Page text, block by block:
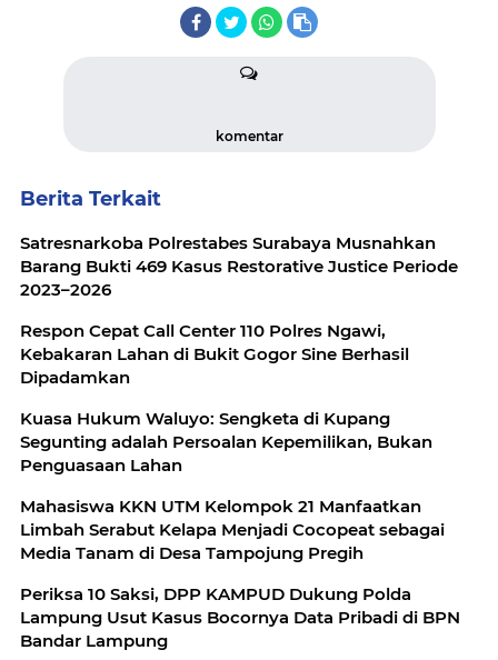
komentar
Berita Terkait
Satresnarkoba Polrestabes Surabaya Musnahkan
Barang Bukti 469 Kasus Restorative Justice Periode
2023–2026
Respon Cepat Call Center 110 Polres Ngawi,
Kebakaran Lahan di Bukit Gogor Sine Berhasil
Dipadamkan
Kuasa Hukum Waluyo: Sengketa di Kupang
Segunting adalah Persoalan Kepemilikan, Bukan
Penguasaan Lahan
Mahasiswa KKN UTM Kelompok 21 Manfaatkan
Limbah Serabut Kelapa Menjadi Cocopeat sebagai
Media Tanam di Desa Tampojung Pregih
Periksa 10 Saksi, DPP KAMPUD Dukung Polda
Lampung Usut Kasus Bocornya Data Pribadi di BPN
Bandar Lampung